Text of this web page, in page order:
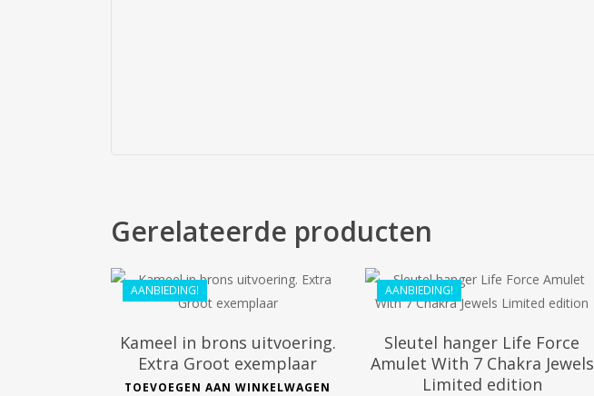
Gerelateerde producten
AANBIEDING!
€
Kameel in brons uitvoering.
Extra Groot exemplaar
TOEVOEGEN AAN WINKELWAGEN
AANBIEDING!
Sleutel hanger Life Force
Amulet With 7 Chakra Jewels
Limited edition